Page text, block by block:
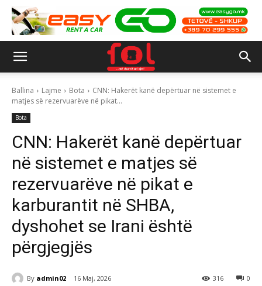
Ballina Lajme Bota
CNN: Hakerët kanë depërtuar në sistemet e
matjes së rezervuarëve në pikat...
Bota
CNN: Hakerët kanë depërtuar
në sistemet e matjes së
rezervuarëve në pikat e
karburantit në SHBA,
dyshohet se Irani është
përgjegjës
By admin02 16 Maj, 2026 0
316